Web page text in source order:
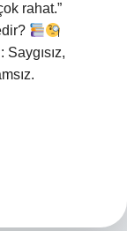
rahat.”
Saygısız,